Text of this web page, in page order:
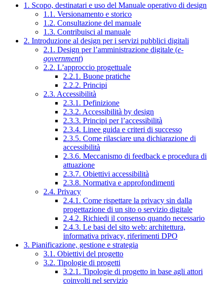
1. Scopo, destinatari e uso del Manuale operativo di design
1.1. Versionamento e storico
1.2. Consultazione del manuale
1.3. Contribuisci al manuale
2. Introduzione al design per i servizi pubblici digitali
2.1. Design per l’amministrazione digitale (e-
government)
2.2. L’approccio progettuale
2.2.1. Buone pratiche
2.2.2. Principi
2.3. Accessibilità
2.3.1. Definizione
2.3.2. Accessibilità by design
2.3.3. Principi per l’accessibilità
2.3.4. Linee guida e criteri di successo
2.3.5. Come rilasciare una dichiarazione di
accessibilità
2.3.6. Meccanismo di feedback e procedura di
attuazione
2.3.7. Obiettivi accessibilità
2.3.8. Normativa e approfondimenti
2.4. Privacy
2.4.1. Come rispettare la privacy sin dalla
progettazione di un sito o servizio digitale
2.4.2. Richiedi il consenso quando necessario
2.4.3. Le basi del sito web: architettura,
informativa privacy, riferimenti DPO
3. Pianificazione, gestione e strategia
3.1. Obiettivi del progetto
3.2. Tipologie di progetti
3.2.1. Tipologie di progetto in base agli attori
coinvolti nel servizio